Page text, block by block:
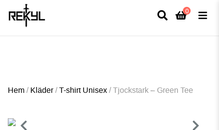
FULLT TRYCK I LEDNINGAR- MEDFÖR LÄNGRE LEVERANSTID - FRI FRAKT
0
Hem/ Kläder/T-shirt Unisex/Tjockstark – Green Tee